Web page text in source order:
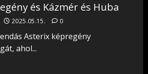
és Kázmér és Huba
2025.05.15. 0
Asterix képregény
ahol...